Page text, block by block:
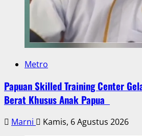
Metro
Papuan Skilled Training Center
Berat Khusus Anak Papua
Marni Kamis, 6 Agustus 2026